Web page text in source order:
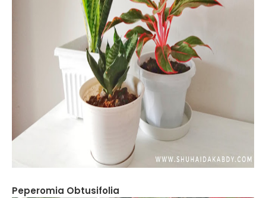
Peperomia Obtusifolia